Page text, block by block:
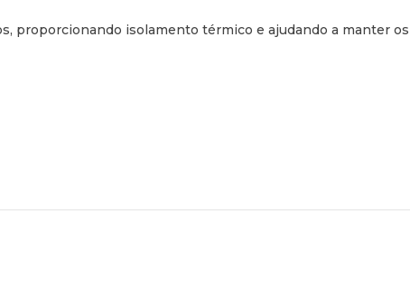
proporcionando isolamento térmico e ajudando a manter os